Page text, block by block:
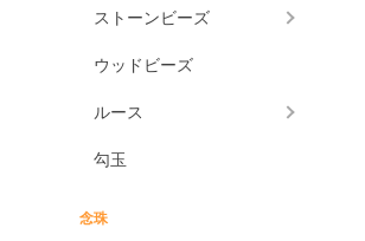
ストーンビーズ
ウッドビーズ
ルース
勾玉
念珠